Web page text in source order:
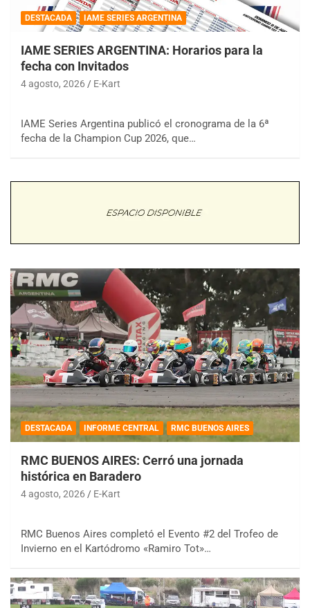
DESTACADA IAME SERIES ARGENTINA
IAME SERIES ARGENTINA: Horarios para la
fecha con Invitados
4 agosto, 2026 E-Kart
IAME Series Argentina publicó el cronograma de la 6ª
fecha de la Champion Cup 2026, que…
DESTACADA INFORME CENTRAL RMC BUENOS AIRES
RMC BUENOS AIRES: Cerró una jornada
histórica en Baradero
4 agosto, 2026 E-Kart
RMC Buenos Aires completó el Evento #2 del Trofeo de
Invierno en el Kartódromo «Ramiro Tot»…